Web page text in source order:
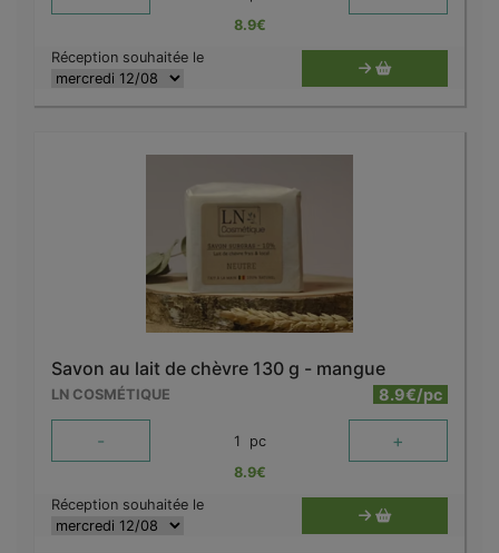
8.9€
Réception souhaitée le
Savon au lait de chèvre 130 g - mangue
LN COSMÉTIQUE 8.9€/pc
- 1 pc +
8.9€
Réception souhaitée le